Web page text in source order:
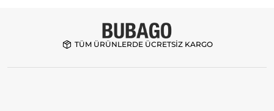
TÜM ÜRÜNLERDE ÜCRETSİZ KARGO